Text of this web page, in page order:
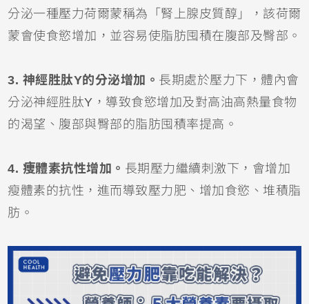
分泌一種壓力荷爾蒙稱為「腎上腺皮質醇」，該荷爾
蒙會使食慾增加，並容易使脂肪囤積在腹部及臀部。
3. 神經胜肽Y的分泌增加。 長期處於壓力下，體內會
分泌神經胜肽Y，導致食慾增加及對高油高熱量食物
的渴望、腹部與臀部的脂肪囤積率提高。
4. 痩體素抗性增加。 長期壓力繼續刺激下，會增加
瘦體素的抗性，進而導致壓力肥、增加食慾、堆積脂
肪。